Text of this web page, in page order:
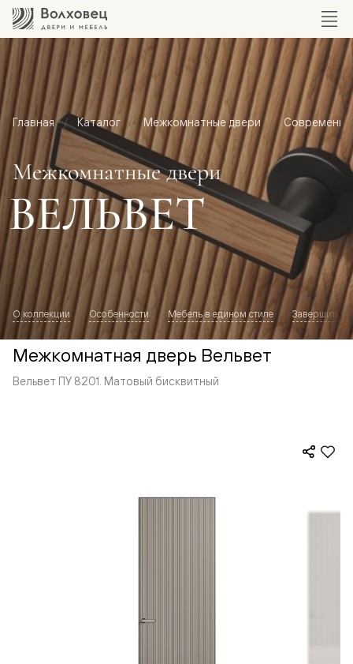
Главная Каталог Межкомнатные двери
Межкомнатные двери
ВЕЛЬВЕТ
О коллекции Особенности Мебель в едином стиле Завершите
Межкомнатная дверь Вельвет
Вельвет ПУ 8201. Матовый бисквитный